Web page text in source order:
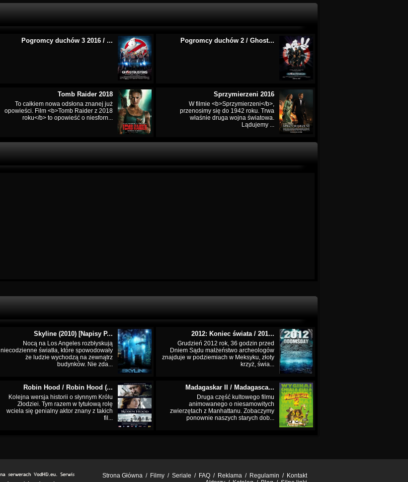
Pogromcy duchów 3 2016 / ... Pogromcy duchów 2 / Ghost...
Tomb Raider 2018
To całkiem nowa odsłona znanej już
opowieści. Film <b>Tomb Raider z 2018
roku</b> to opowieść o niesforn...
Sprzymierzeni 2016
W filmie <b>Sprzymierzeni</b>,
przenosimy się do 1942 roku. Trwa
właśnie druga wojna światowa.
Lądujemy ...
Skyline (2010) [Napisy P...
Nocą na Los Angeles rozbłyskują
niecodzienne światła, które spowodowały
że ludzie wychodzą na zewnątrz
budynków. Nie zda...
2012: Koniec świata / 201...
Grudzień 2012 rok, 36 godzin przed
Dniem Sądu małżeństwo archeologów
znajduje w podziemiach w Meksyku, złoty
krzyż, świa...
Robin Hood / Robin Hood (...
Kolejna wersja historii o słynnym Królu
Złodziei. Tym razem w tytułową rolę
wciela się genialny aktor znany z takich
fil...
Madagaskar II / Madagasca...
Druga część kultowego filmu
animowanego o niesamowitych
zwierzętach z Manhattanu. Zobaczymy
ponownie naszych starych dob...
Strona Główna / Filmy / Seriale / FAQ / Reklama / Regulamin / Kontakt